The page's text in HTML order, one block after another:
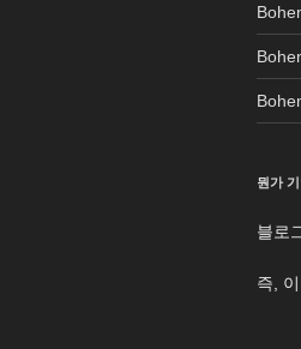
뭔가
블로
즉,